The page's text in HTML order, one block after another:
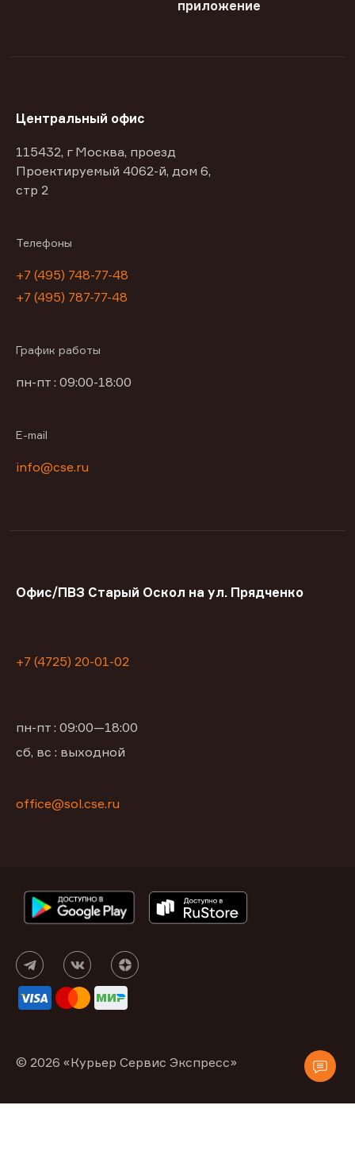
приложение
Центральный офис
115432, г Москва, проезд
Проектируемый 4062-й, дом 6,
стр 2
Телефоны
+7 (495) 748-77-48
+7 (495) 787-77-48
График работы
пн-пт : 09:00-18:00
E-mail
info@cse.ru
Офис/ПВЗ Старый Оскол на ул. Прядченко
+7 (4725) 20-01-02
пн-пт : 09:00—18:00
сб, вс : выходной
office@sol.cse.ru
© 2026 «Курьер Сервис Экспресс»